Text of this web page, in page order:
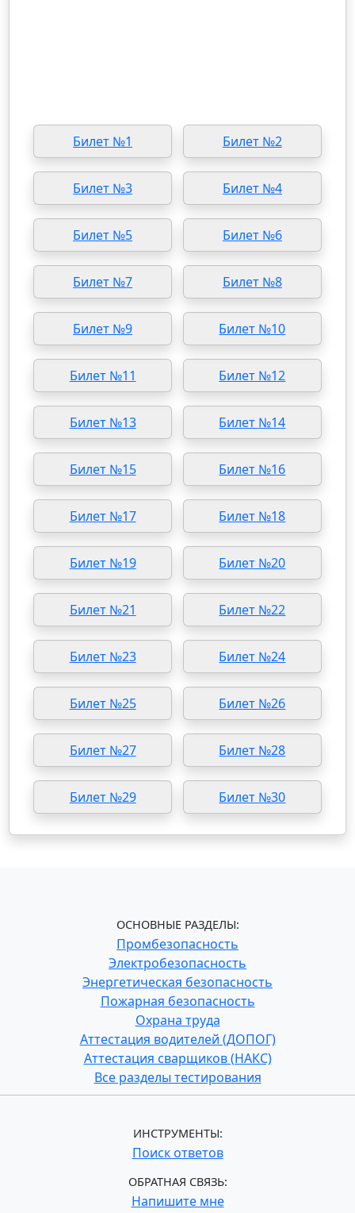
Билет №1 Билет №2
Билет №3 Билет №4
Билет №5 Билет №6
Билет №7 Билет №8
Билет №9 Билет №10
Билет №11 Билет №12
Билет №13 Билет №14
Билет №15 Билет №16
Билет №17 Билет №18
Билет №19 Билет №20
Билет №21 Билет №22
Билет №23 Билет №24
Билет №25 Билет №26
Билет №27 Билет №28
Билет №29 Билет №30
ОСНОВНЫЕ РАЗДЕЛЫ:
Промбезопасность
Электробезопасность
Энергетическая безопасность
Пожарная безопасность
Охрана труда
Аттестация водителей (ДОПОГ)
Аттестация сварщиков (НАКС)
Все разделы тестирования
ИНСТРУМЕНТЫ:
Поиск ответов
ОБРАТНАЯ СВЯЗЬ:
Напишите мне